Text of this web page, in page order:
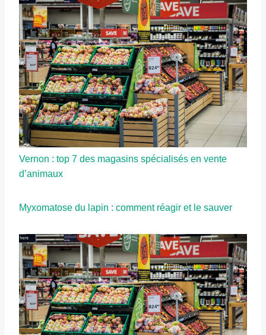
Vernon : top 7 des magasins spécialisés en vente
d’animaux
Myxomatose du lapin : comment réagir et le sauver